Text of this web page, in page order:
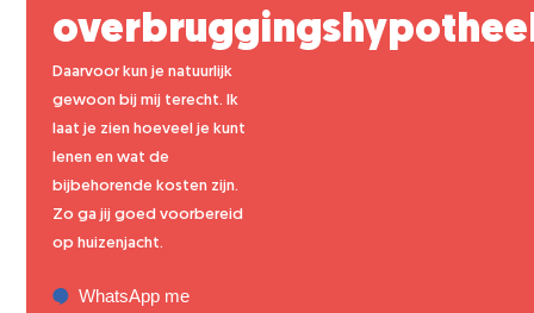
Daarvoor kun je natuurlijk
gewoon bij mij terecht. Ik
laat je zien hoeveel je kunt
lenen en wat de
bijbehorende kosten zijn.
Zo ga jij goed voorbereid
op huizenjacht.
WhatsApp me